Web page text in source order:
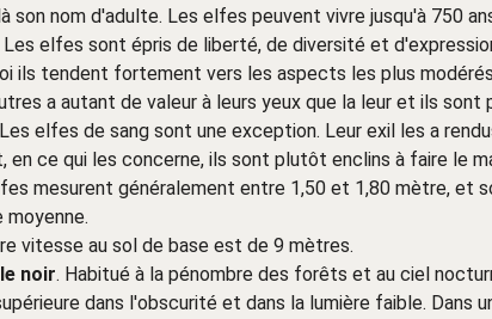
son nom d'adulte. Les elfes peuvent vivre jusqu'à 750
Les elfes sont épris de liberté, de diversité et
ils tendent fortement vers les aspects les plus
a autant de valeur à leurs yeux que la leur et ils sont
elfes de sang sont une exception. Leur exil les a
en ce qui les concerne, ils sont plutôt enclins à faire le
mesurent généralement entre 1,50 et 1,80 mètre, et
vitesse au sol de base est de 9 mètres.
noir. Habitué à la pénombre des forêts et au ciel
dans l'obscurité et dans la lumière faible. Dans